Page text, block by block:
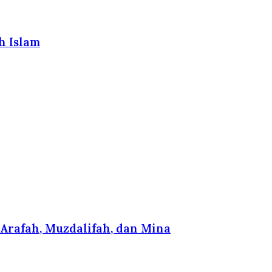
Islam
Muzdalifah, dan Mina